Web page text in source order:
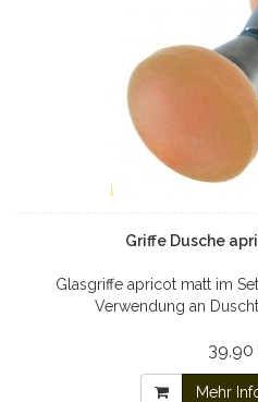
Griffe Dusche
Glasgriffe apricot matt im
Verwendung an
39,90
Mehr